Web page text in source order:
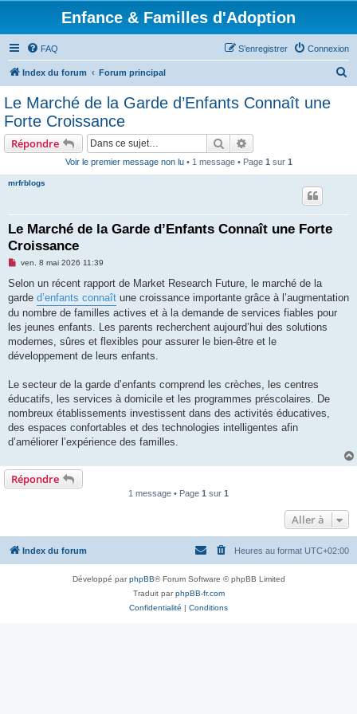
Enfance & Familles d'Adoption
FAQ Connexion
S’enregistrer
Index du forum Forum principal
Le Marché de la Garde d’Enfants Connaît une
Forte Croissance
Répondre Rechercher
Voir le premier message non lu• 1 message • Page 1 sur 1
mrfrblogs
Le Marché de la Garde d’Enfants Connaît une Forte
Croissance
M
s
a
g
e
n
o
n
l
ven. 8 mai 2026 11:39
Selon un récent rapport de Market Research Future, le marché de la
garde d’enfants connaît une croissance importante grâce à l’augmentation
du nombre de familles actives et à la demande de services fiables pour
les jeunes enfants. Les parents recherchent aujourd’hui des solutions
modernes, sûres et flexibles pour assurer le bien-être et le
développement de leurs enfants.
Le secteur de la garde d’enfants comprend les crèches, les centres
éducatifs, les services à domicile et les programmes préscolaires. De
nombreux établissements investissent dans des activités éducatives,
des espaces confortables et des technologies intelligentes afin
d’améliorer l’expérience des familles.
Répondre
1 message • Page 1 sur 1
Aller à
Index du forum Heures au format UTC+02:00
Développé parphpBB® Forum Software © phpBB Limited
Traduit parphpBB-fr.com
Confidentialité | Conditions